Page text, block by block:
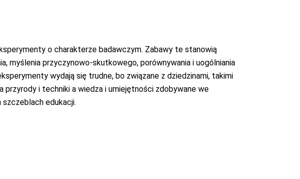
o charakterze badawczym. Zabawy te stanowią
myślenia przyczynowo-skutkowego, porównywania i uogólniania
wydają się trudne, bo związane z dziedzinami, takimi
przyrody i techniki a wiedza i umiejętności zdobywane we
edukacji.